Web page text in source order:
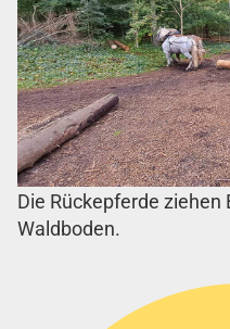
Die Rückepferde ziehen
Waldboden.